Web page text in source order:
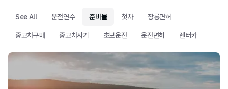
See All 운전연수 준비물 첫차
장롱면허
중고차구매
중고차사기 초보운전 운전면허 렌터카